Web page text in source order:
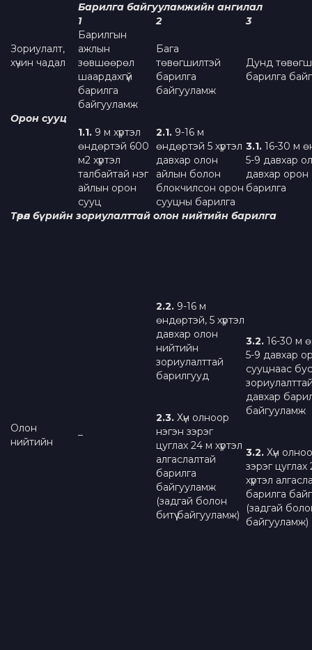
Зориулалт,
хүчин чадал
Барилга байгууламжийн ангилал
1
2
3
Барилгын
ажлын
зөвшөөрөл
шаардахгүй
барилга
байгууламж
Бага
төвөгшилтэй
барилга
байгууламж
Дунд
барилга
Орон сууц
1.1. 9 м хүртэл
өндөртэй 600
м2 хүртэл
талбайтай нэг
айлын орон
сууц
2.1. 9-16 м
өндөртэй 5 хүртэл
давхар олон
айлын болон
блокчилсон орон
сууцны барилга
3.1. 16-30 м
5-9 давхар
давхар орон
барилга
Төрөл бүрийн зориулалттай олон нийтийн барилга
Олон
нийтийн
–
2.2. 9-16 м
өндөртэй, 5 хүртэл
давхар олон
нийтийн
зориулалттай
барилгууд
2.3. Хүн олноор
нэгэн зэрэг
цуглах 24 м хүртэл
алгаслалтай
барилга
байгууламж
(задгай болон
битүү байгууламж)
3.2. 16-30 м
5-9 давхар
сууцнаас
давхар
байгууламж
3.2. Хүн
зэрэг
хүртэл
барилга
(задгай болон
байгууламж)